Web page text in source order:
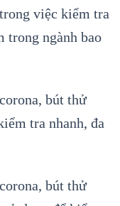
việc kiểm tra
trong ngành bao
bút thử
tra nhanh, đa
bút thử